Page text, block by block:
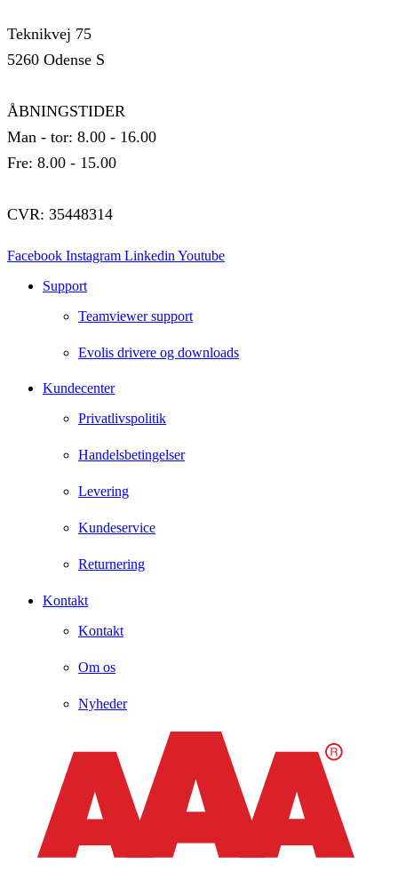
Teknikvej 75
5260 Odense S
ÅBNINGSTIDER
Man - tor: 8.00 - 16.00
Fre: 8.00 - 15.00
CVR: 35448314
Facebook Instagram Linkedin Youtube
Support
Teamviewer support
Evolis drivere og downloads
Kundecenter
Privatlivspolitik
Handelsbetingelser
Levering
Kundeservice
Returnering
Kontakt
Kontakt
Om os
Nyheder